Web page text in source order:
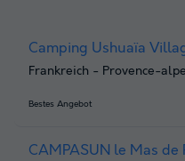
Camping Ushuaïa
Frankreich - Provence-
Bestes Angebot
CAMPASUN le Mas de